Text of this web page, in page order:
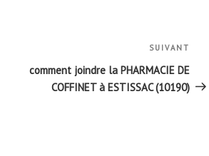
SUIVANT
comment joindre la PHARMACIE DE
COFFINET à ESTISSAC (10190)